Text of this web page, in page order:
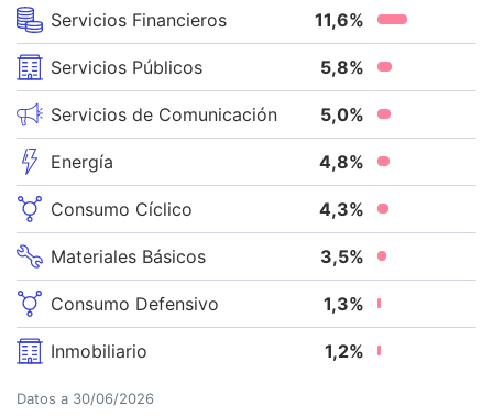
Servicios Financieros 11,6%
Servicios Públicos 5,8%
Servicios de Comunicación 5,0%
Energía 4,8%
Consumo Cíclico 4,3%
Materiales Básicos 3,5%
Consumo Defensivo 1,3%
Inmobiliario 1,2%
Datos a 30/06/2026